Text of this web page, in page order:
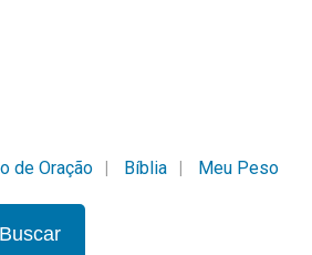
de Oração Bíblia Meu Peso
Buscar